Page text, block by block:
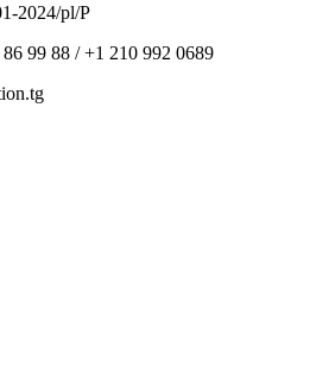
2024/pl/P
99 88 / +1 210 992 0689